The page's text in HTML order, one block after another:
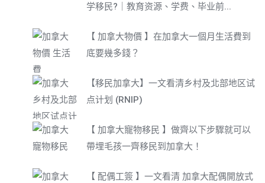
学移民?｜教育资源、学费、毕业前...
【 加拿大物價 】在加拿大一個月生活費到
底要幾多錢？
【移民加拿大】一文看清乡村及北部地区试
点计划 (RNIP)
【 加拿大寵物移民 】做齊以下步驟就可以
帶埋毛孩一齊移民到加拿大！
【 配偶工簽 】一文看清 加拿大配偶開放式